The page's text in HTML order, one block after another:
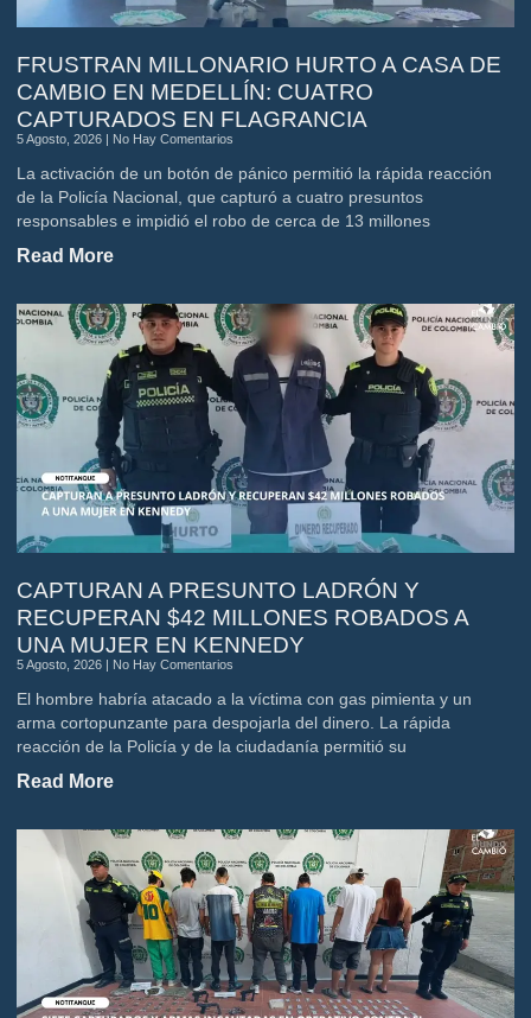
FRUSTRAN MILLONARIO HURTO A CASA DE
CAMBIO EN MEDELLÍN: CUATRO
CAPTURADOS EN FLAGRANCIA
5 Agosto, 2026 No Hay Comentarios
La activación de un botón de pánico permitió la rápida reacción
de la Policía Nacional, que capturó a cuatro presuntos
responsables e impidió el robo de cerca de 13 millones
Read More
CAPTURAN A PRESUNTO LADRÓN Y
RECUPERAN $42 MILLONES ROBADOS A
UNA MUJER EN KENNEDY
5 Agosto, 2026 No Hay Comentarios
El hombre habría atacado a la víctima con gas pimienta y un
arma cortopunzante para despojarla del dinero. La rápida
reacción de la Policía y de la ciudadanía permitió su
Read More